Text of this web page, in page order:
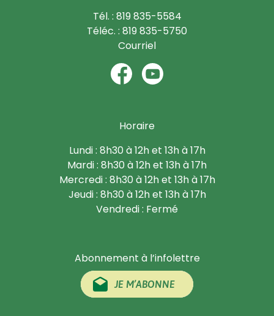
Tél. : 819 835-5584
Téléc. : 819 835-5750
Courriel
Horaire
Lundi : 8h30 à 12h et 13h à 17h
Mardi : 8h30 à 12h et 13h à 17h
Mercredi : 8h30 à 12h et 13h à 17h
Jeudi : 8h30 à 12h et 13h à 17h
Vendredi : Fermé
Abonnement à l’infolettre
JE M’ABONNE